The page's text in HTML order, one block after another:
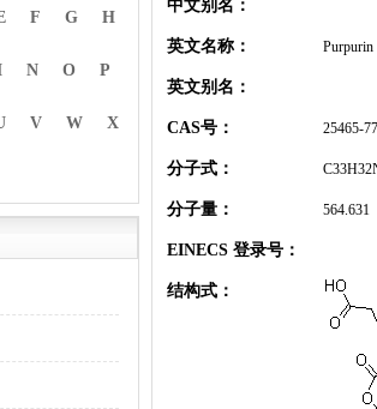
F G H
N O P
V W X
中文别名：
英文名称： Purpurin
英文别名：
CAS号： 25465-
分子式：
分子量： 564.631
EINECS 登录号：
结构式：